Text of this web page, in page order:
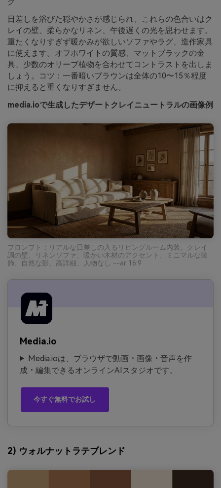
日差しを浴びた穏やかさが感じられ、これらの色合いはク
レイの壁、柔らかなリネン、午後遅くの光を思わせます。
重たくなりすぎず暖かみが欲しいソファやラグ、造作家具
に使えます。オフホワイトの質感、マットブラックの金
具、少数のオリーブ植物を合わせてコントラストを出しま
しょう。コツ：一番暗いブラウンは全体の10〜15％程度
に抑えると重くなりすぎません。
media.ioで生成したデザートクレイニュートラルの画像例
プロンプト：リアルな日差しの入るリビングルーム内装、クレイ
調の壁、リネンソファ、暖かい木材のアクセント、ミニマルな装
飾、自然な影、高詳細、人物なし --ar 16:9
Media.io
Media.ioは、ブラウザで動画・画像・音声を作
成・編集できるオンラインAIスタジオです。
今すぐ無料でお試し
2) ウォルナットラテブレンド